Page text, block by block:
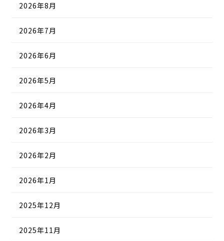
2026年8月
2026年7月
2026年6月
2026年5月
2026年4月
2026年3月
2026年2月
2026年1月
2025年12月
2025年11月